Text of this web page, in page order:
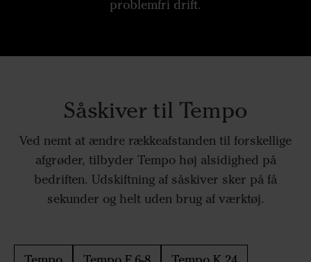
problemfri drift.
Såskiver til Tempo
Ved nemt at ændre rækkeafstanden til forskellige
afgrøder, tilbyder Tempo høj alsidighed på
bedriften. Udskiftning af såskiver sker på få
sekunder og helt uden brug af værktøj.